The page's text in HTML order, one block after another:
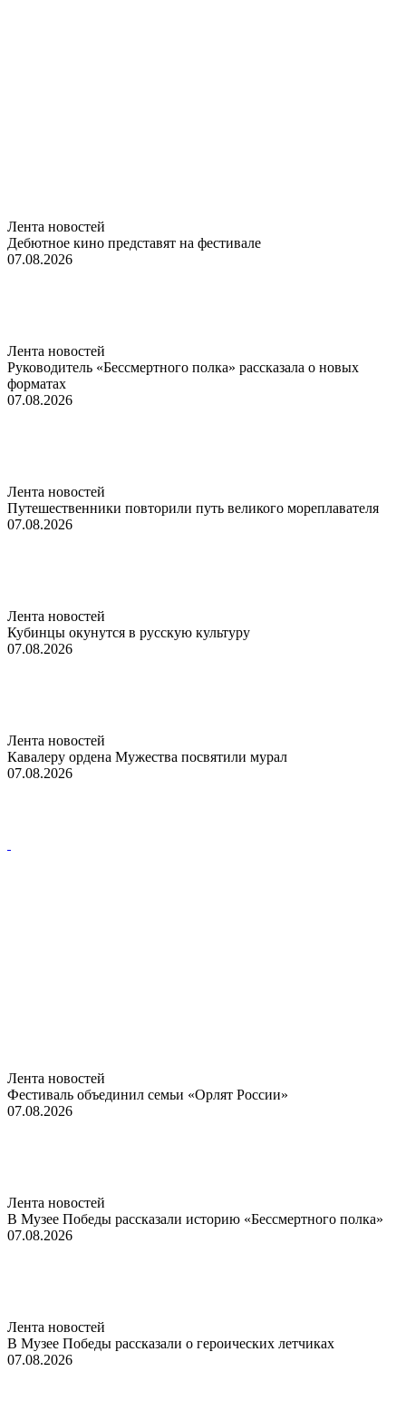
Лента новостей
Дебютное кино представят на фестивале
07.08.2026
Лента новостей
Руководитель «Бессмертного полка» рассказала о новых
форматах
07.08.2026
Лента новостей
Путешественники повторили путь великого мореплавателя
07.08.2026
Лента новостей
Кубинцы окунутся в русскую культуру
07.08.2026
Лента новостей
Кавалеру ордена Мужества посвятили мурал
07.08.2026
Лента новостей
Фестиваль объединил семьи «Орлят России»
07.08.2026
Лента новостей
В Музее Победы рассказали историю «Бессмертного полка»
07.08.2026
Лента новостей
В Музее Победы рассказали о героических летчиках
07.08.2026